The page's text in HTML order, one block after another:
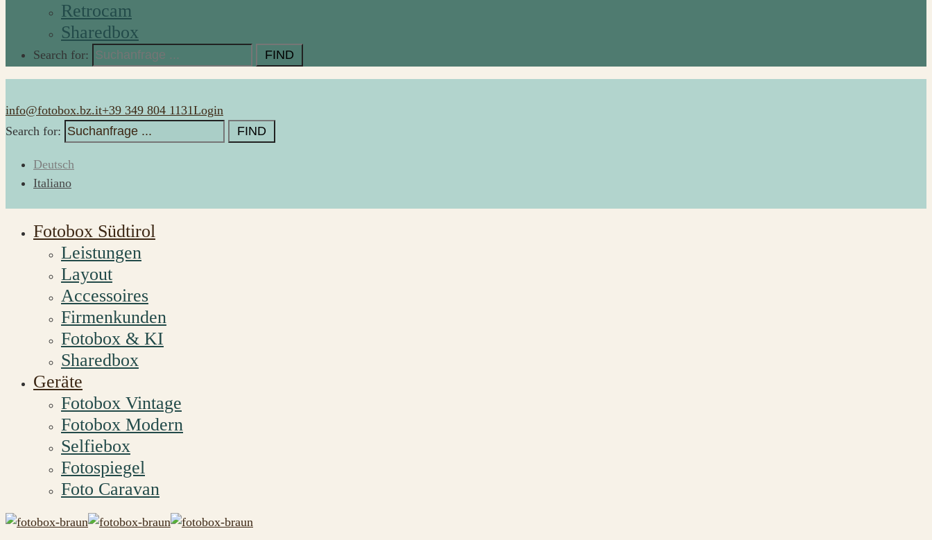
Retrocam
Sharedbox
Search for:
info@fotobox.bz.it+39 349 804 1131Login
Search for:
Deutsch
Italiano
Fotobox Südtirol
Leistungen
Layout
Accessoires
Firmenkunden
Fotobox & KI
Sharedbox
Geräte
Fotobox Vintage
Fotobox Modern
Selfiebox
Fotospiegel
Foto Caravan